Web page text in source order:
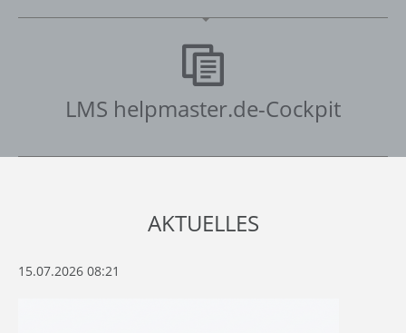
LMS helpmaster.de-Cockpit
AKTUELLES
15.07.2026 08:21